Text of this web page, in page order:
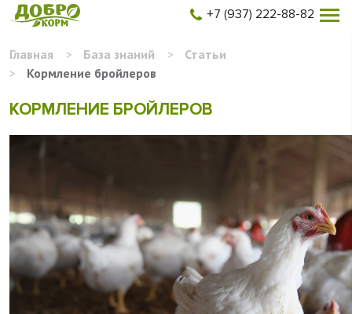
+7 (937) 222-88-82
Главная > База знаний >
Статьи
>
Кормление бройлеров
КОРМЛЕНИЕ БРОЙЛЕРОВ